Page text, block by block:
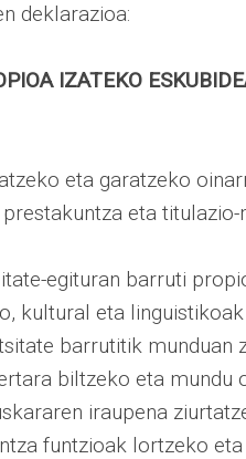
deklarazioa:
IZATEKO
eta garatzeko
eta
egituran barruti
kultural eta
barrutitik munduan
biltzeko eta mundu
iraupena
funtzioak lortzeko